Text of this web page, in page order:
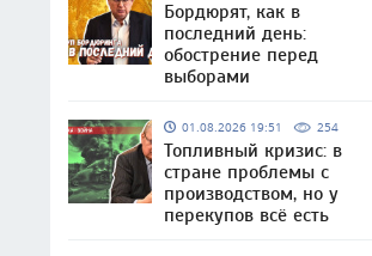
Бордюрят, как в
последний день:
обострение перед
выборами
01.08.2026 19:51 254
Топливный кризис: в
стране проблемы с
производством, но у
перекупов всё есть